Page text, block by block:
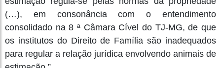
(…), em consonância com o entendimento
consolidado na 8 ª Câmara Cível do TJ-MG, de que
os institutos do Direito de Família são inadequados
para regular a relação jurídica envolvendo animais de